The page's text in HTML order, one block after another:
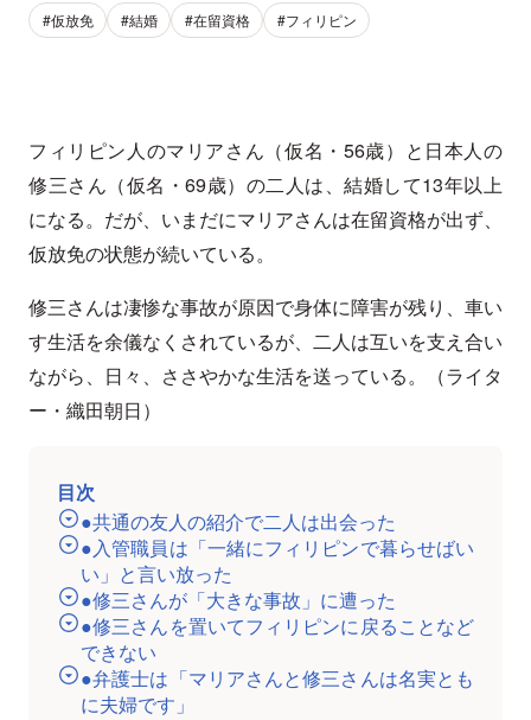
#仮放免 #結婚 #在留資格 #フィリピン
フィリピン人のマリアさん（仮名・56歳）と日本人の
修三さん（仮名・69歳）の二人は、結婚して13年以上
になる。だが、いまだにマリアさんは在留資格が出ず、
仮放免の状態が続いている。
修三さんは凄惨な事故が原因で身体に障害が残り、車い
す生活を余儀なくされているが、二人は互いを支え合い
ながら、日々、ささやかな生活を送っている。（ライタ
ー・織田朝日）
目次
●共通の友人の紹介で二人は出会った
●入管職員は「一緒にフィリピンで暮らせばい
い」と言い放った
●修三さんが「大きな事故」に遭った
●修三さんを置いてフィリピンに戻ることなど
できない
●弁護士は「マリアさんと修三さんは名実とも
に夫婦です」